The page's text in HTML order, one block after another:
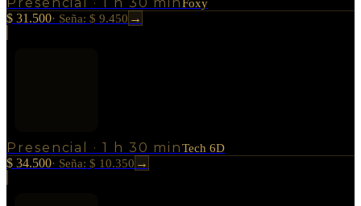
Foxy
$ 31.500· Seña: $ 9.450 →
Presencial · 1 h 30 minTech 6D
$ 34.500· Seña: $ 10.350 →